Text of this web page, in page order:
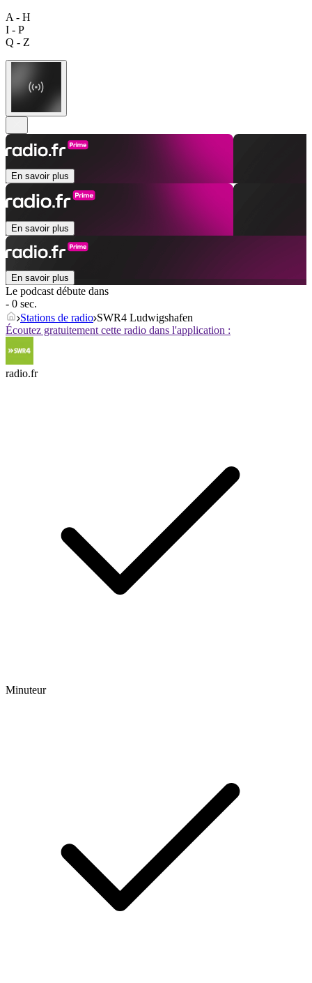
A - H
I - P
Q - Z
En savoir plus
En savoir plus
En savoir plus
Le podcast débute dans
- 0 sec.
Stations de radio SWR4 Ludwigshafen
Écoutez gratuitement cette radio dans l'application :
radio.fr
Minuteur